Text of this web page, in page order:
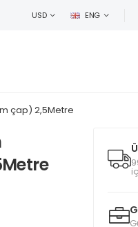
USD ENG
çap) 2,5Metre